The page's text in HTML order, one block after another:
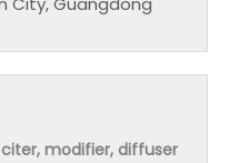
modifier, diffuser